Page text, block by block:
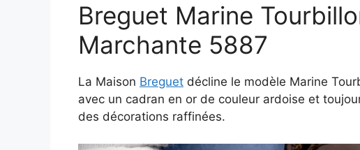
c
b
o
o
k
i
t
e
r
p
L
i
n
k
n
k
e
d
n
f
f
e
r
d
d
i
t
t
r
e
t
Breguet Marine
Marchante 5887
La Maison Breguet décline le modèle Marine
avec un cadran en or de couleur ardoise et
des décorations raffinées.